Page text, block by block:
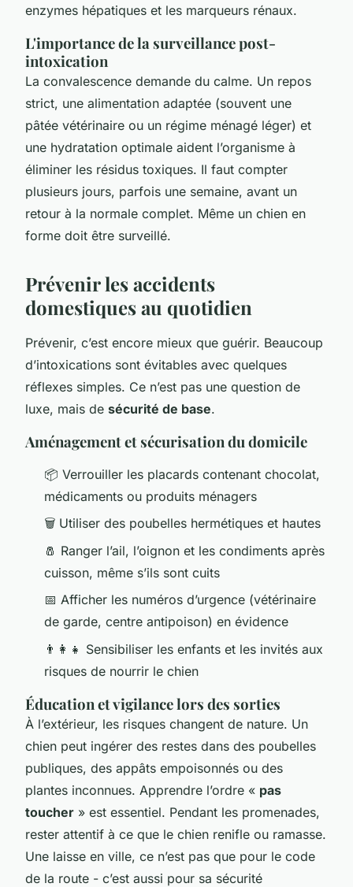
enzymes hépatiques et les marqueurs rénaux.
L'importance de la surveillance post-
intoxication
La convalescence demande du calme. Un repos
strict, une alimentation adaptée (souvent une
pâtée vétérinaire ou un régime ménagé léger) et
une hydratation optimale aident l’organisme à
éliminer les résidus toxiques. Il faut compter
plusieurs jours, parfois une semaine, avant un
retour à la normale complet. Même un chien en
forme doit être surveillé.
Prévenir les accidents
domestiques au quotidien
Prévenir, c’est encore mieux que guérir. Beaucoup
d’intoxications sont évitables avec quelques
réflexes simples. Ce n’est pas une question de
luxe, mais de sécurité de base.
Aménagement et sécurisation du domicile
📦 Verrouiller les placards contenant chocolat,
médicaments ou produits ménagers
🗑️ Utiliser des poubelles hermétiques et hautes
🧂 Ranger l’ail, l’oignon et les condiments après
cuisson, même s’ils sont cuits
📅 Afficher les numéros d’urgence (vétérinaire
de garde, centre antipoison) en évidence
👨‍👩‍👧 Sensibiliser les enfants et les invités aux
risques de nourrir le chien
Éducation et vigilance lors des sorties
À l’extérieur, les risques changent de nature. Un
chien peut ingérer des restes dans des poubelles
publiques, des appâts empoisonnés ou des
plantes inconnues. Apprendre l’ordre « pas
toucher » est essentiel. Pendant les promenades,
rester attentif à ce que le chien renifle ou ramasse.
Une laisse en ville, ce n’est pas que pour le code
de la route - c’est aussi pour sa sécurité